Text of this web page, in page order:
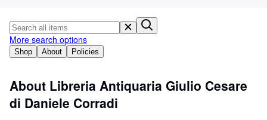
Sellers
Start Selling
CLOSE
Shop About Policies
More search options
About Libreria Antiquaria Giulio Cesare
di Daniele Corradi